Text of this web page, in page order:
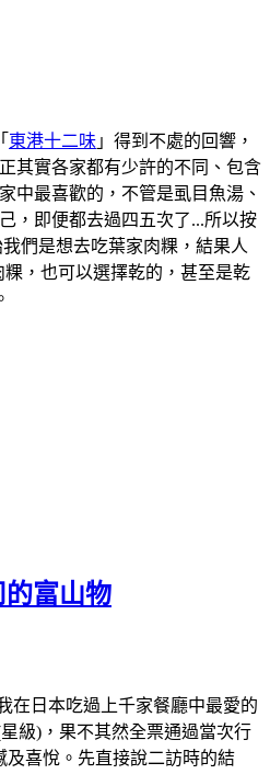
東港十二味 」得到不處的回響，
其實各家都有少許的不同、包含
中最喜歡的，不管是虱目魚湯、
，即便都去過四五次了...所以按
們是想去吃葉家肉粿，結果人
，也可以選擇乾的，甚至是乾
的富山物
在日本吃過上千家餐廳中最愛的
級)，果不其然全票通過當次行
喜悅。先直接說二訪時的結